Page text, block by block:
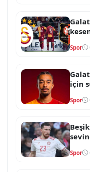
Spor
için
Spor
Spor